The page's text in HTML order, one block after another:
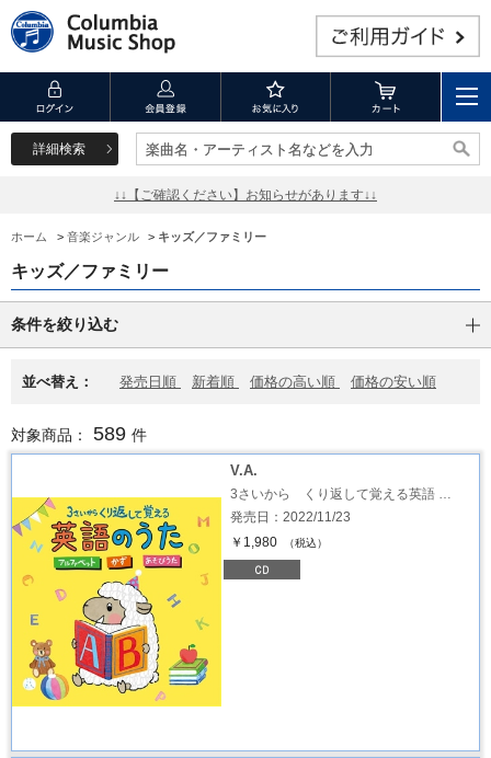
詳細検索 楽曲名・アーティスト名などを入力
楽曲名・アーティスト名などを入力
↓↓【ご確認ください】お知らせがあります↓↓
ホーム > 音楽ジャンル > キッズ／ファミリー
キッズ／ファミリー
条件を絞り込む
並べ替え： 発売日順 新着順 価格の高い順 価格の安い順
対象商品： 589 件
V.A.
3さいから くり返して覚える英語 …
発売日：2022/11/23
￥1,980
（税込）